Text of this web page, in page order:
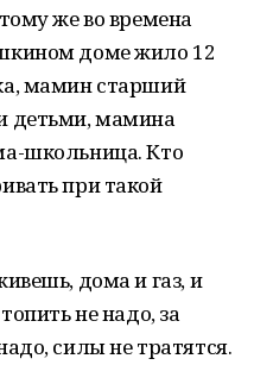
же во времена
доме жило 12
мамин старший
детьми, мамина
школьница. Кто
при такой
дома и газ, и
не надо, за
силы не тратятся.